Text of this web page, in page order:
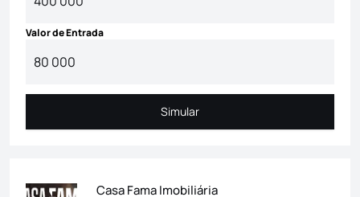
Valor de Entrada
Simular
Simular
Casa Fama Imobiliária